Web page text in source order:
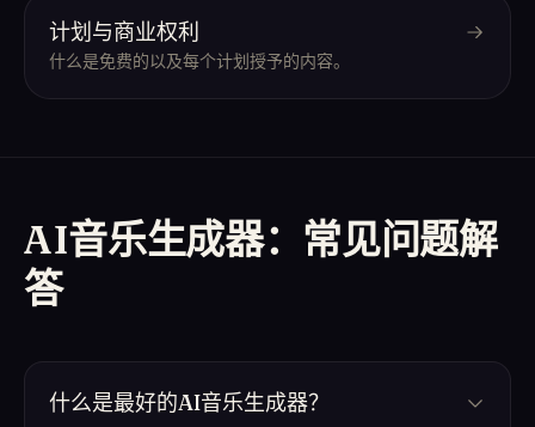
计划与商业权利
什么是免费的以及每个计划授予的内容。
AI音乐生成器：常见问题解
答
什么是最好的AI音乐生成器？